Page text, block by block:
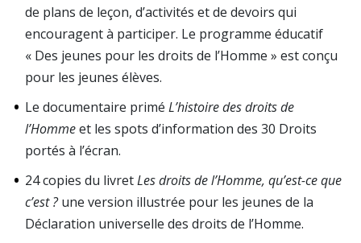
de plans de leçon, d’activités et de devoirs qui
encouragent à participer. Le programme éducatif
« Des jeunes pour les droits de l’Homme » est conçu
pour les jeunes élèves.
Le documentaire primé L’histoire des droits de
l’Hommeet les spots d’information des 30 Droits
portés à l’écran.
24 copies du livretLes droits de l’Homme, qu’est-ce que
c’est ?une version illustrée pour les jeunes de la
Déclaration universelle des droits de l’Homme.